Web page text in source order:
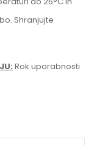
Shranjujte
Rok uporabnosti